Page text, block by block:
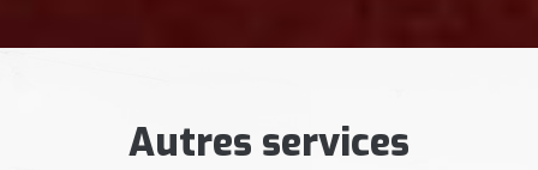
Autres services